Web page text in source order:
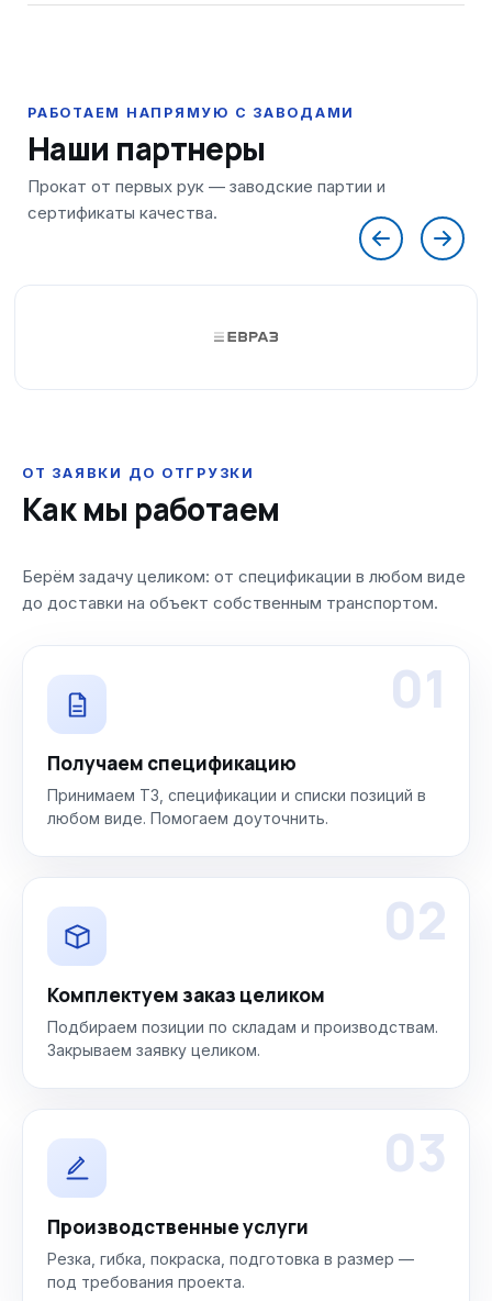
Наши партнеры
ОТ ЗАЯВКИ ДО ОТГРУЗКИ
Как мы работаем
Берём задачу целиком: от спецификации в любом виде
до доставки на объект собственным транспортом.
01
Получаем спецификацию
Принимаем ТЗ, спецификации и списки позиций в
любом виде. Помогаем доуточнить.
02
Комплектуем заказ целиком
Подбираем позиции по складам и производствам.
Закрываем заявку целиком.
03
Производственные услуги
Резка, гибка, покраска, подготовка в размер —
под требования проекта.